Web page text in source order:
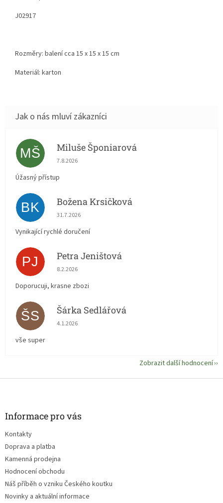
J02917
Rozměry: balení cca 15 x 15 x 15 cm
Materiál: karton
MŠ Miluše Šponiarová
Hodnocení obchodu je 5 z 5 hvězdiček.
7.8.2026
Úžasný přístup
BK Božena Krsičková
Hodnocení obchodu je 5 z 5 hvězdiček.
31.7.2026
Vynikající rychlé doručení
PJ Petra Jeništová
Hodnocení obchodu je 5 z 5 hvězdiček.
8.2.2026
Doporucuji, krasne zbozi
ŠS Šárka Sedlářová
Hodnocení obchodu je 5 z 5 hvězdiček.
4.1.2026
vše super
Zobrazit další hodnocení
Z
Informace pro vás
Kontakty
Doprava a platba
Kamenná prodejna
Hodnocení obchodu
Náš příběh o vzniku Českého koutku
Novinky a aktuální informace